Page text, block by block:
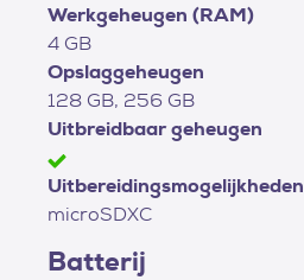
Werkgeheugen (RAM)
4 GB
Opslaggeheugen
128 GB, 256 GB
Uitbreidbaar geheugen
Uitbereidingsmogelijkheden
microSDXC
Batterij